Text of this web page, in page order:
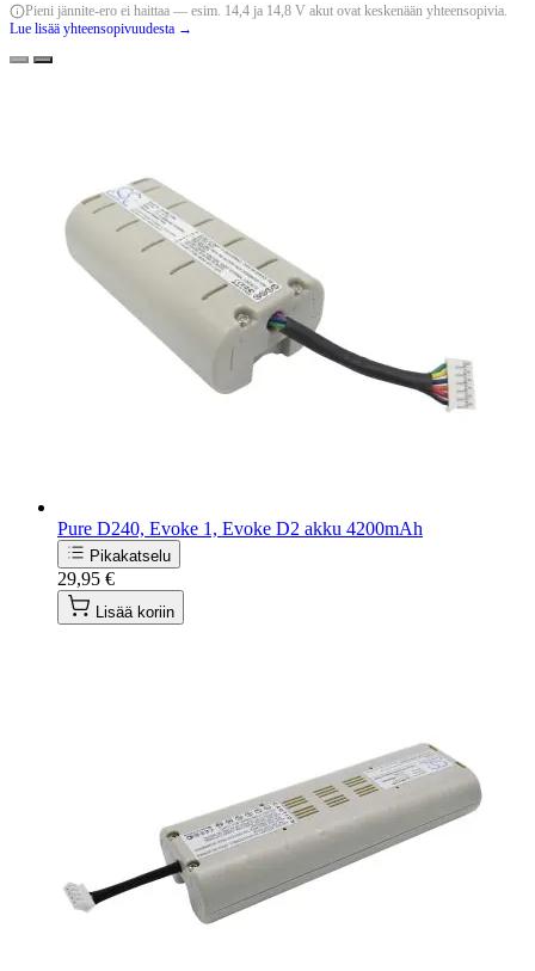
Pieni jännite-ero ei haittaa — esim. 14,4 ja 14,8 V akut ovat keskenään yhteensopivia.
Lue lisää yhteensopivuudesta →
Pure D240, Evoke 1, Evoke D2 akku 4200mAh
Pikakatselu
29,95 €
Lisää koriin